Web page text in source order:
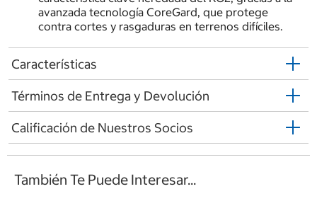
avanzada tecnología CoreGard, que protege
contra cortes y rasgaduras en terrenos difíciles.
Características
Términos de Entrega y Devolución
Calificación de Nuestros Socios
También Te Puede Interesar...